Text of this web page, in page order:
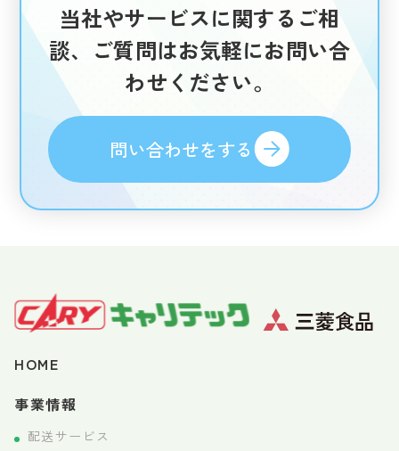
当社やサービスに関するご相
談、 ご質問はお気軽にお問い合
わせください。
問い合わせをする
HOME
事業情報
配送サービス